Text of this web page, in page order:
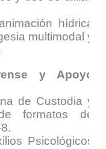
hídrica
multimodal y
y Apoyo
de Custodia y
formatos de
Psicológicos